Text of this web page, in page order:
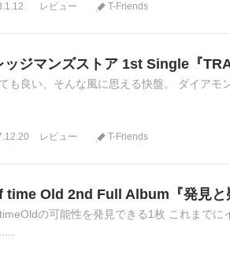
レビュー T-Friends
ッジマンズストア 1st Single『
も良い、そんな風に思える快盤。 ダイア
レビュー T-Friends
time Old 2nd Full Album『発見と
の可能性を発見できる1枚 これまで